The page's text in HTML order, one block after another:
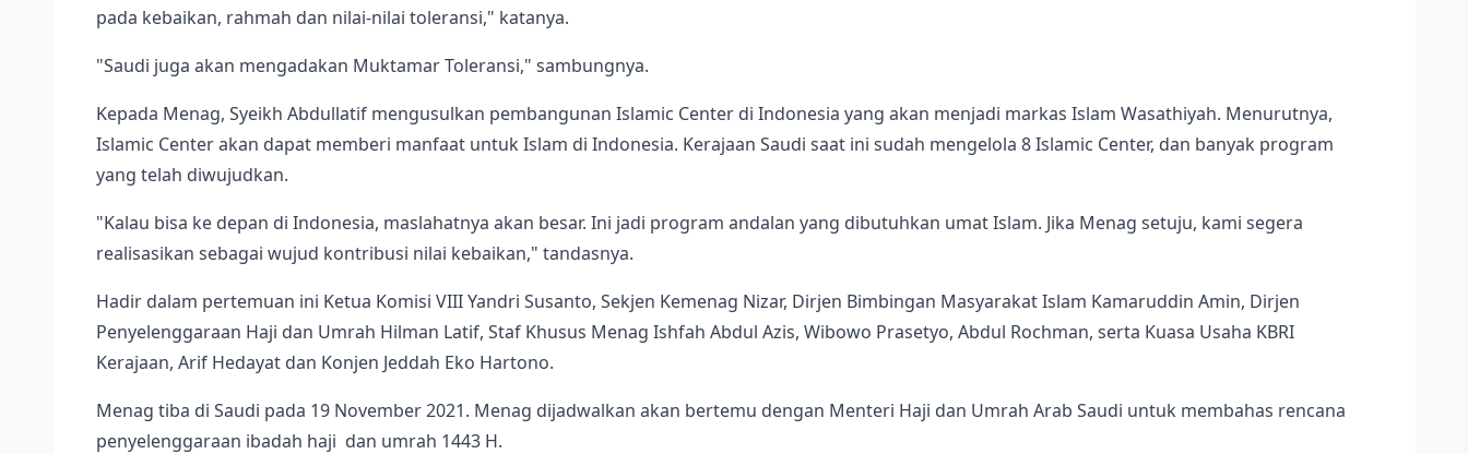
pada kebaikan, rahmah dan nilai-nilai toleransi," katanya.
"Saudi juga akan mengadakan Muktamar Toleransi," sambungnya.
Kepada Menag, Syeikh Abdullatif mengusulkan pembangunan Islamic Center di Indonesia yang akan menjadi markas Islam Wasathiyah. Menurutnya,
Islamic Center akan dapat memberi manfaat untuk Islam di Indonesia. Kerajaan Saudi saat ini sudah mengelola 8 Islamic Center, dan banyak program
yang telah diwujudkan.
"Kalau bisa ke depan di Indonesia, maslahatnya akan besar. Ini jadi program andalan yang dibutuhkan umat Islam. Jika Menag setuju, kami segera
realisasikan sebagai wujud kontribusi nilai kebaikan," tandasnya.
Hadir dalam pertemuan ini Ketua Komisi VIII Yandri Susanto, Sekjen Kemenag Nizar, Dirjen Bimbingan Masyarakat Islam Kamaruddin Amin, Dirjen
Penyelenggaraan Haji dan Umrah Hilman Latif, Staf Khusus Menag Ishfah Abdul Azis, Wibowo Prasetyo, Abdul Rochman, serta Kuasa Usaha KBRI
Kerajaan, Arif Hedayat dan Konjen Jeddah Eko Hartono.
Menag tiba di Saudi pada 19 November 2021. Menag dijadwalkan akan bertemu dengan Menteri Haji dan Umrah Arab Saudi untuk membahas rencana
penyelenggaraan ibadah haji dan umrah 1443 H.